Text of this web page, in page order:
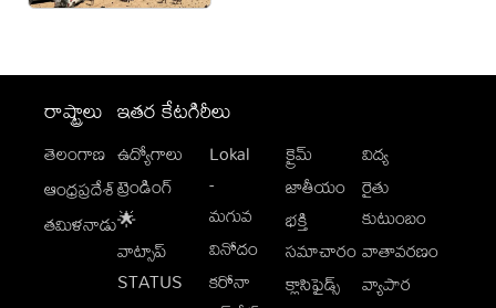
రాష్ట్రాలు
తెలంగాణ
ఆంధ్రప్రదేశ్
తమిళనాడు
ఇతర కేటగిరీలు
ఉద్యోగాలు
ట్రెండింగ్
🌟
వాట్సాప్
STATUS
Lokal
-
మగువ
వినోదం
కరోనా
క్రైమ్
జాతీయం
భక్తి
సమాచారం
క్లాసిఫైడ్స్
విద్య
రైతు
కుటుంబం
వాతావరణం
వ్యాపార